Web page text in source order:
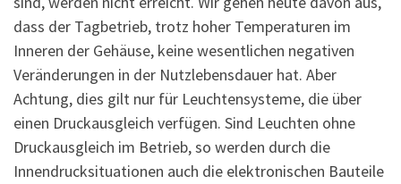
dass der Tagbetrieb, trotz hoher Temperaturen im
Inneren der Gehäuse, keine wesentlichen negativen
Veränderungen in der Nutzlebensdauer hat. Aber
Achtung, dies gilt nur für Leuchtensysteme, die über
einen Druckausgleich verfügen. Sind Leuchten ohne
Druckausgleich im Betrieb, so werden durch die
Innendrucksituationen auch die elektronischen Bauteile